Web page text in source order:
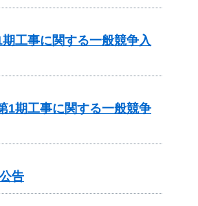
工事に関する一般競争入
期工事に関する一般競争
告